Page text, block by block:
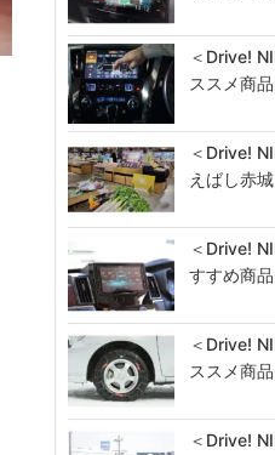
＜Drive!
ススメ商
＜Drive!
えばし赤
＜Drive!
すすめ商
＜Drive!
ススメ商
＜Drive!